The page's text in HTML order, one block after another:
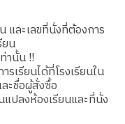
และเลขที่นั่งที่ต้องการ
น
านั้น !!
รเรียนได้ที่โรงเรียนใน
ะชื่อผู้สั่งซื้อ
แปลงห้องเรียนและที่นั่ง